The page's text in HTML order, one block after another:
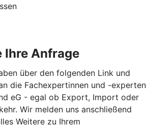
Ihre Anfrage
über den folgenden Link und
die Fachexpertinnen und -experten
eG - egal ob Export, Import oder
Wir melden uns anschließend
Weitere zu Ihrem